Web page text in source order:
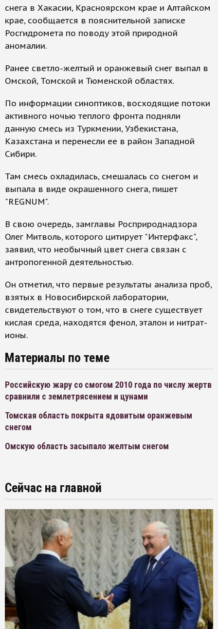
снега в Хакасии, Красноярском крае и Алтайском
крае, сообщается в пояснительной записке
Росгидромета по поводу этой природной
аномалии.
Ранее светло-желтый и оранжевый снег выпал в
Омской, Томской и Тюменской областях.
По информации синоптиков, восходящие потоки
активного ночью теплого фронта подняли
данную смесь из Туркмении, Узбекистана,
Казахстана и перенесли ее в район Западной
Сибири.
Там смесь охладилась, смешалась со снегом и
выпала в виде окрашенного снега, пишет
"REGNUM".
В свою очередь, замглавы Росприроднадзора
Олег Митволь, которого цитирует "Интерфакс",
заявил, что необычный цвет снега связан с
антропогенной деятельностью.
Он отметил, что первые результаты анализа проб,
взятых в Новосибирской лаборатории,
свидетельствуют о том, что в снеге существует
кислая среда, находятся фенол, эталон и нитрат-
ионы.
Материалы по теме
Российскую жару со смогом 2010 года по числу жертв
сравнили с землетрясением и цунами
Томская область покрыта ядовитым оранжевым
снегом
Омскую область засыпало желтым снегом
Сейчас на главной